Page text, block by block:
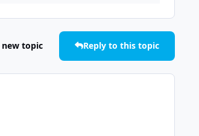
topic Reply to this topic